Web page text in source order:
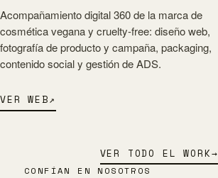
Acompañamiento digital 360 de la marca de
cosmética vegana y cruelty-free: diseño web,
fotografía de producto y campaña, packaging,
contenido social y gestión de ADS.
VER WEB↗
VER TODO EL WORK→
CONFÍAN EN NOSOTROS